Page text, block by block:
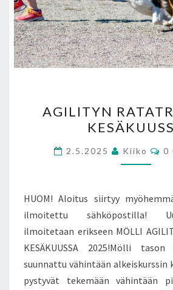
AGILITYN
2.5.2025 Kiiko 0
HUOM! Aloitus siirtyy
ilmoitettu sähköpostilla!
ilmoitetaan erikseen MÖLLI
KESÄKUUSSA 2025!Mölli
suunnattu vähintään alkeiskurssin
pystyvät tekemään vähintään